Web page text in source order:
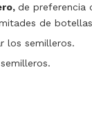
de preferencia
de
los semilleros.